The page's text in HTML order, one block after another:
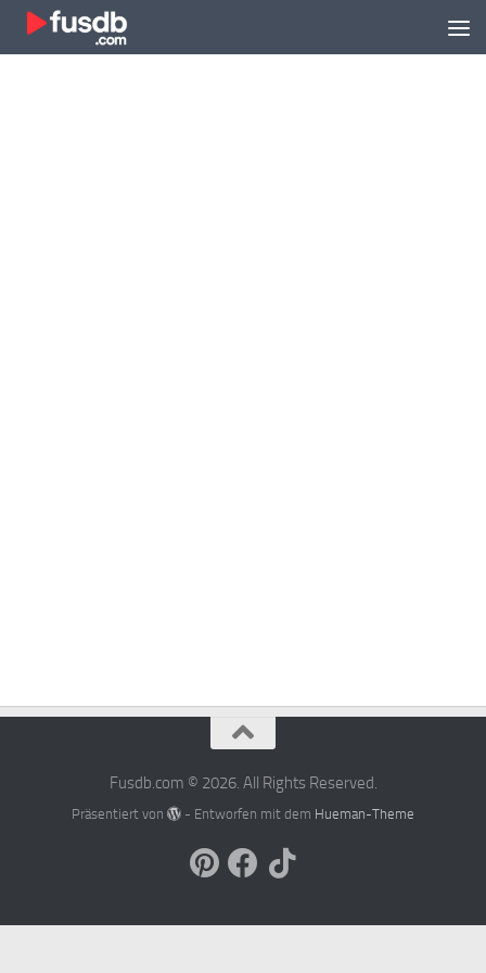
Zum Inhalt springen
Fusdb.com © 2026. All Rights Reserved.
Präsentiert von - Entworfen mit dem Hueman-Theme